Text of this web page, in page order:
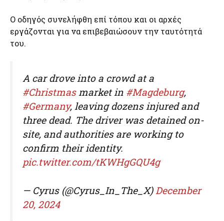
Ο οδηγός συνελήφθη επί τόπου και οι αρχές
εργάζονται για να επιβεβαιώσουν την ταυτότητά
του.
A car drove into a crowd at a
#Christmasmarket in #Magdeburg,
#Germany, leaving dozens injured and
three dead. The driver was detained on-
site, and authorities are working to
confirm their identity.
pic.twitter.com/tKWHgGQU4g
— Cyrus (@Cyrus_In_The_X) December
20, 2024